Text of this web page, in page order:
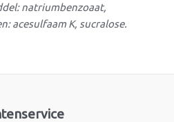
natriumbenzoaat,
acesulfaam K, sucralose.